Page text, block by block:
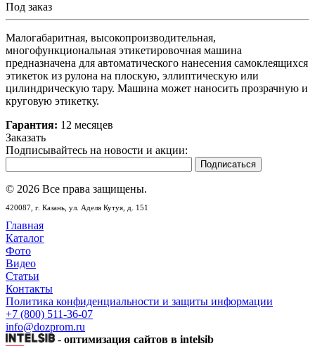
Под заказ
Малогабаритная, высокопроизводительная,
многофункциональная этикетировочная машина
предназначена для автоматического нанесения самоклеящихся
этикеток из рулона на плоскую, эллиптическую или
цилиндрическую тару. Машина может наносить прозрачную и
круговую этикетку.
Гарантия: 12 месяцев
Заказать
Подписывайтесь на новости и акции:
© 2026 Все права защищены.
420087, г. Казань, ул. Аделя Кутуя, д. 151
Главная
Каталог
Фото
Видео
Статьи
Контакты
Политика конфиденциальности и защиты информации
+7 (800) 511-36-07
info@dozprom.ru
- оптимизация сайтов в intelsib